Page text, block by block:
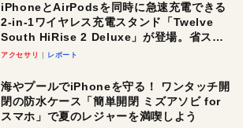
iPhoneとAirPodsを同時に急速充電できる
2-in-1ワイヤレス充電スタンド「Twelve
South HiRise 2 Deluxe」が登場。省スペ
ースでおしゃれに充電したい人にオスス
アクセサリ レポート
海やプールでiPhoneを守る！ ワンタッチ開
閉の防水ケース「簡単開閉 ミズアソビ for
スマホ」で夏のレジャーを満喫しよう